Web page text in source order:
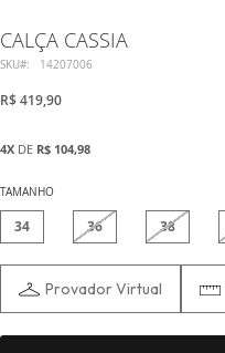
CALÇA CASSIA
SKU 14207006
R$ 419,90
4X DE R$ 104,98
TAMANHO
34 36 38
Provador Virtual
o
início
Galeria
imagens